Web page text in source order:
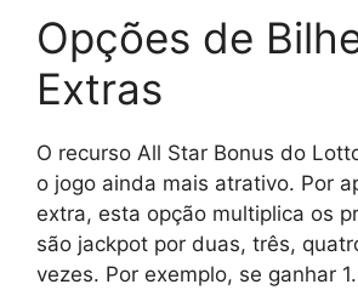
Opções de
Extras
O recurso All Star Bonus do
o jogo ainda mais atrativo. Por
extra, esta opção multiplica os
são jackpot por duas, três,
vezes. Por exemplo, se ganhar